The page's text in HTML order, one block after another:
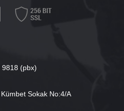
(pbx)
Sokak No:4/A